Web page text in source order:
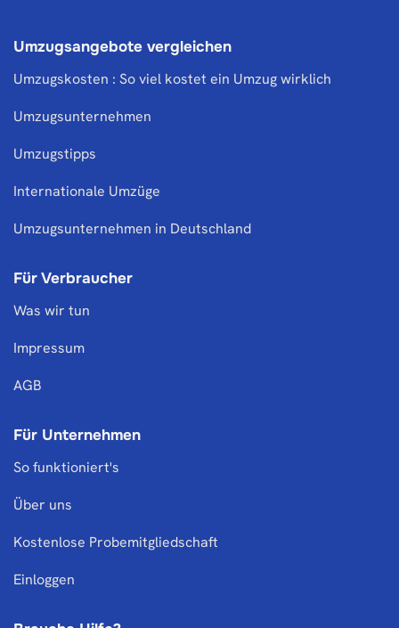
Umzugsangebote vergleichen
Umzugskosten : So viel kostet ein Umzug wirklich
Umzugsunternehmen
Umzugstipps
Internationale Umzüge
Umzugsunternehmen in Deutschland
Für Verbraucher
Was wir tun
Impressum
AGB
Für Unternehmen
So funktioniert's
Über uns
Kostenlose Probemitgliedschaft
Einloggen